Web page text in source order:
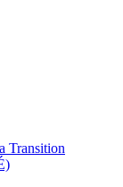
Transition